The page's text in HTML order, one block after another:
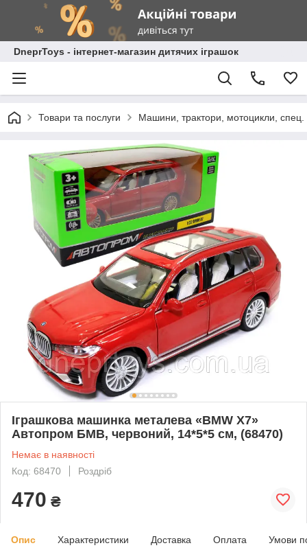
DneprToys - інтернет-магазин дитячих іграшок
Товари та послуги Машини, трактори, мотоцикли, спец.
Іграшкова машинка металева «BMW X7»
Автопром БМВ, червоний, 14*5*5 см, (68470)
Немає в наявності
Код: 68470
Роздріб
470 ₴
Опис Характеристики Доставка Оплата Умови